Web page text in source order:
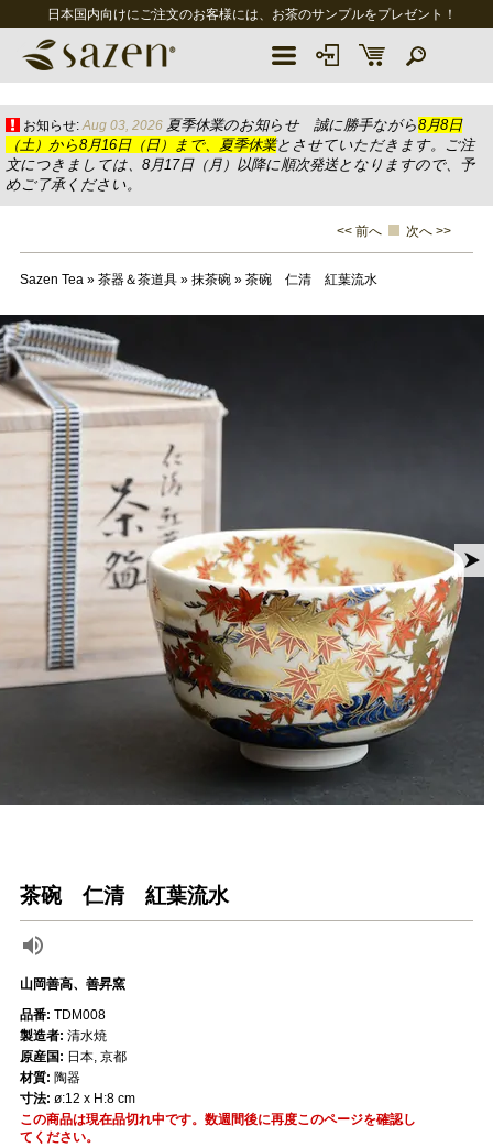
日本国内向けにご注文のお客様には、お茶のサンプルをプレゼント！
お知らせ: Aug 03, 2026 夏季休業のお知らせ 誠に勝手ながら8月8日
（土）から8月16日（日）まで、夏季休業とさせていただきます。ご注
文につきましては、8月17日（月）以降に順次発送となりますので、予
めご了承ください。
<< 前へ 次へ >>
Sazen Tea» 茶器＆茶道具» 抹茶碗» 茶碗 仁清 紅葉流水
茶碗 仁清 紅葉流水
山岡善高、善昇窯
品番: TDM008
製造者: 清水焼
原産国: 日本, 京都
材質: 陶器
寸法: ø:12 x H:8 cm
この商品は現在品切れ中です。数週間後に再度このページを確認し
てください。